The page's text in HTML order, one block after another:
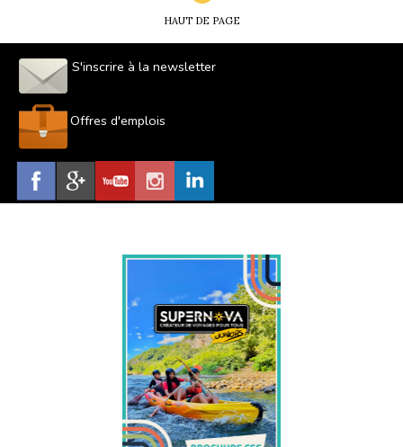
HAUT DE PAGE
S'inscrire à la newsletter
Offres d'emplois